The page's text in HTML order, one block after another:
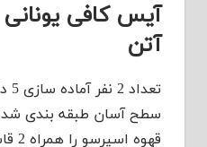
آیس کافی
آتن
سطح آسان طبقه بندی